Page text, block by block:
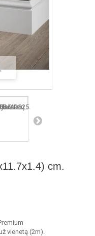
cm.
vienetą (2m).